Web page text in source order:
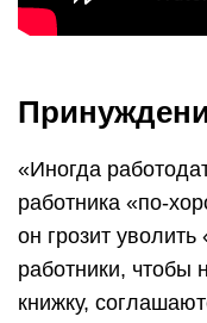
«Иногда
работника «по-
он грозит
работники, чтобы
книжку,